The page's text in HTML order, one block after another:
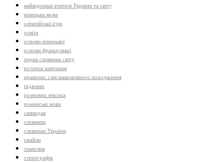
найвідоміші вчителі України та світу
німецька мова
олімпійські ігри
освіта
основи німецької
основи французької
перші словники світу
початок навчання
правопис слів іншомовного походження
піджини
розмовна лексика
романські мови
самвидав
словники
словники України
смайли
спангліш
стенографія